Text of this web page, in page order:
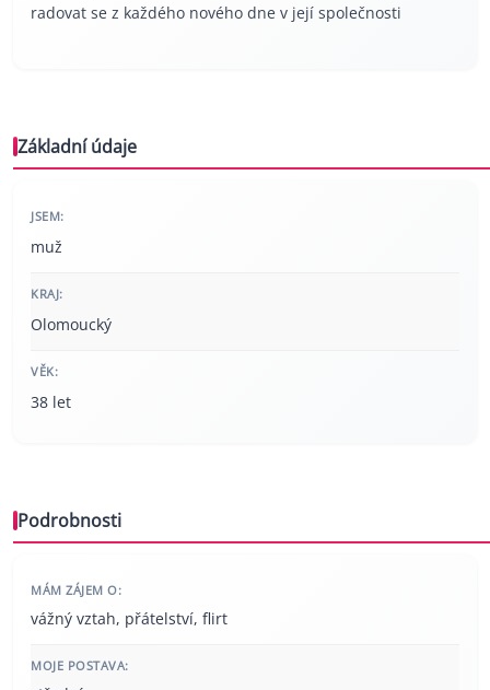
radovat se z každého nového dne v její společnosti
Základní údaje
JSEM:
muž
KRAJ:
Olomoucký
VĚK:
38 let
Podrobnosti
MÁM ZÁJEM O:
vážný vztah, přátelství, flirt
MOJE POSTAVA: